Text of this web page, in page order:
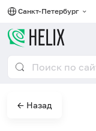
Санкт-Петербург
← Назад